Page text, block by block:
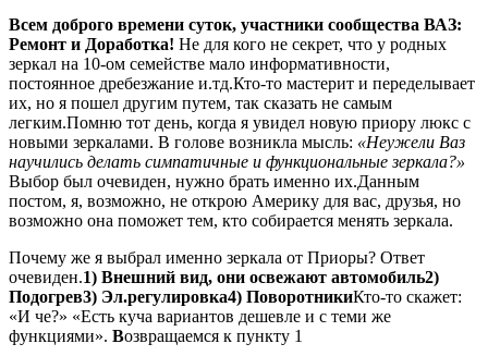
Всем доброго времени суток, участники сообщества ВАЗ:
Ремонт и Доработка! Не для кого не секрет, что у родных
зеркал на 10-ом семействе мало информативности,
постоянное дребезжание и.тд.Кто-то мастерит и переделывает
их, но я пошел другим путем, так сказать не самым
легким.Помню тот день, когда я увидел новую приору люкс с
новыми зеркалами. В голове возникла мысль: «Неужели Ваз
научились делать симпатичные и функциональные зеркала?»
Выбор был очевиден, нужно брать именно их.Данным
постом, я, возможно, не открою Америку для вас, друзья, но
возможно она поможет тем, кто собирается менять зеркала.
Почему же я выбрал именно зеркала от Приоры? Ответ
очевиден.1) Внешний вид, они освежают автомобиль2)
Подогрев3) Эл.регулировка4) ПоворотникиКто-то скажет:
«И че?» «Есть куча вариантов дешевле и с теми же
функциями». Возвращаемся к пункту 1